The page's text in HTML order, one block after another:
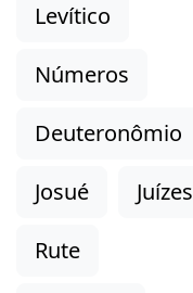
Levítico
Números
Deuteronômio
Josué
Juízes
Rute